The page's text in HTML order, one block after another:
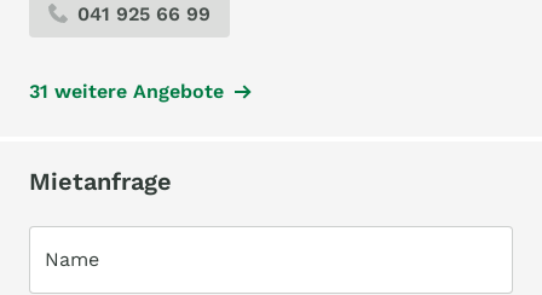
041 925 66 99
31 weitere Angebote
Mietanfrage
Name